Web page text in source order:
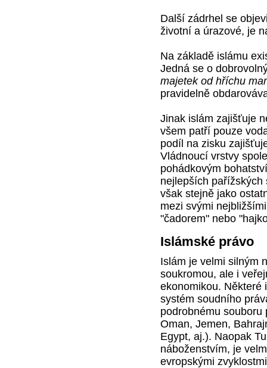
Další zádrhel se
životní a úrazové, je
Na základě islámu
Jedná se o
majetek od hříchu
pravidelně
Jinak islám zajišťuje
všem patří pouze
podíl na zisku
Vládnoucí vrstvy
pohádkovým
nejlepších pařížských
však stejně jako
mezi svými
"čadorem" nebo
Islámské právo
Islám je velmi silným
soukromou, ale i
ekonomikou. Některé
systém soudního
podrobnému souboru
Oman, Jemen,
Egypt, aj.). Naopak
náboženstvím, je
evropskými